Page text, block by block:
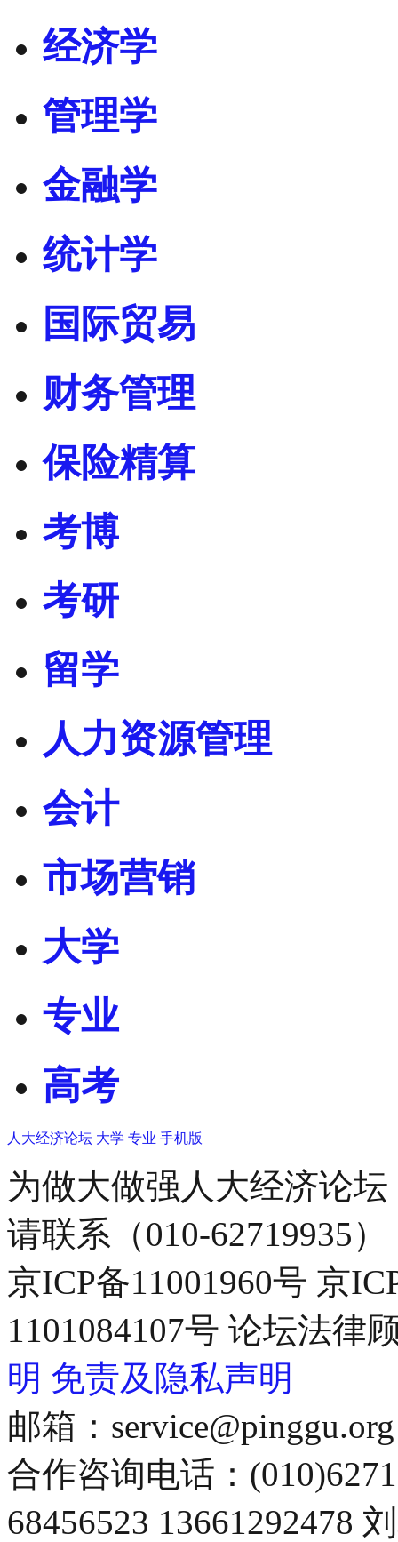
经济学
管理学
金融学
统计学
国际贸易
财务管理
保险精算
考博
考研
留学
人力资源管理
会计
市场营销
大学
专业
高考
人大经济论坛 大学 专业 手机版
为做大做强人大经济论
请联系（010-62719935）
京ICP备11001960号 京
1101084107号 论坛法律
明 免责及隐私声明
邮箱：service@pinggu.org
合作咨询电话：
68456523 13661292478